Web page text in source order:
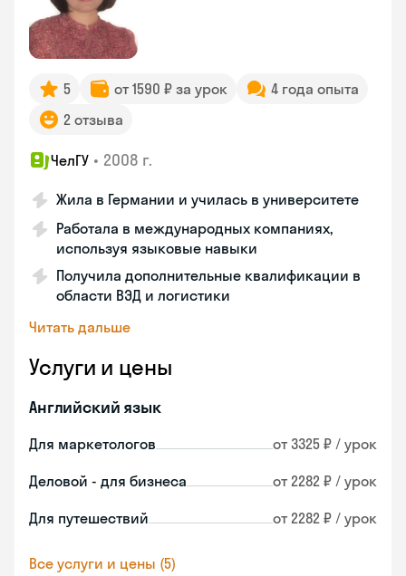
5 от 1590 ₽ за урок
4 года опыта
2 отзыва
ЧелГУ • 2008 г.
Жила в Германии и училась в университете
Работала в международных компаниях,
используя языковые навыки
Получила дополнительные квалификации в
области ВЭД и логистики
Читать дальше
Услуги и цены
Английский язык
Для маркетологов от 3325 ₽ / урок
Деловой - для бизнеса от 2282 ₽ / урок
Для путешествий от 2282 ₽ / урок
Все услуги и цены (5)